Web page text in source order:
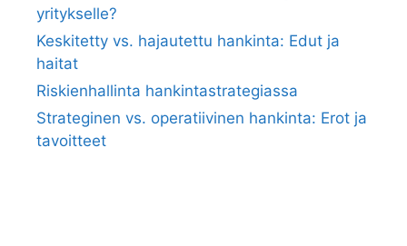
yritykselle?
Keskitetty vs. hajautettu hankinta: Edut ja
haitat
Riskienhallinta hankintastrategiassa
Strateginen vs. operatiivinen hankinta: Erot ja
tavoitteet